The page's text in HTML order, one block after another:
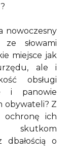
stanu”?
nowoczesny
słowami
miejsce jak
ale i
obsługi
i panowie
obywateli? Z
ochronę ich
skutkom
o